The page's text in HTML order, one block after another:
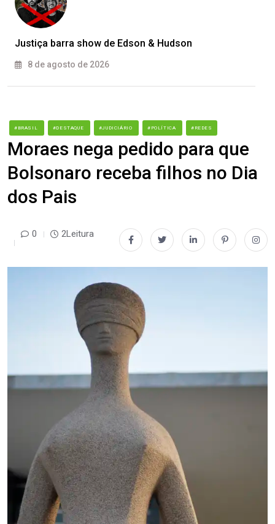
Justiça barra show de Edson & Hudson
8 de agosto de 2026
#BRASIL #DESTAQUE #JUDICIÁRIO #POLÍTICA #REDES
Moraes nega pedido para que
Bolsonaro receba filhos no Dia
dos Pais
0 2Leitura